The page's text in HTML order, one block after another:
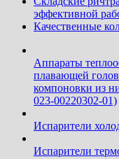
эффективной
Качественные
Аппараты
плавающей
компоновки из
023-00220302-01)
Испарители
Испарители